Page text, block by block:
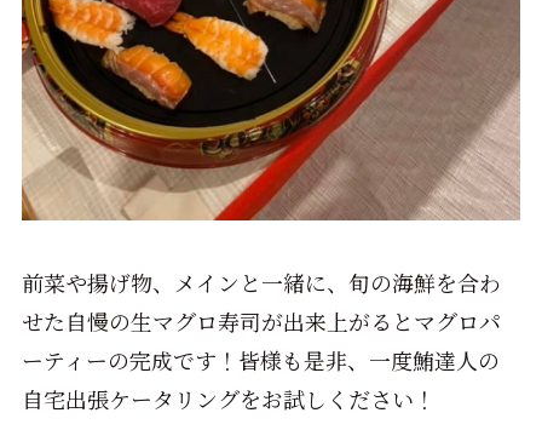
前菜や揚げ物、メインと一緒に、旬の海鮮を合わ
せた自慢の生マグロ寿司が出来上がるとマグロパ
ーティーの完成です！皆様も是非、一度鮪達人の
自宅出張ケータリングをお試しください！